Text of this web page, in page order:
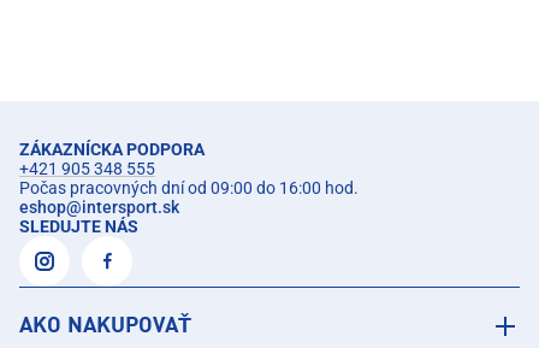
ZÁKAZNÍCKA PODPORA
+421 905 348 555
Počas pracovných dní od 09:00 do 16:00 hod.
eshop@intersport.sk
SLEDUJTE NÁS
AKO NAKUPOVAŤ